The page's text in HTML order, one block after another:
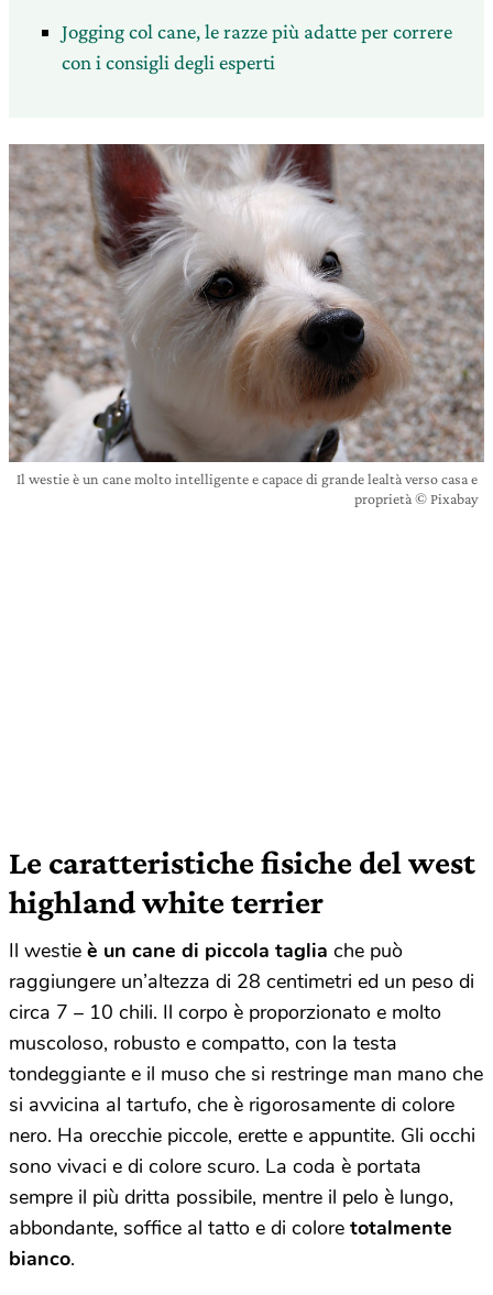
Jogging col cane, le razze più adatte per correre
con i consigli degli esperti
Il westie è un cane molto intelligente e capace di grande lealtà verso casa e
proprietà © Pixabay
Le caratteristiche fisiche del west
highland white terrier
Il westie è un cane di piccola taglia che può
raggiungere un’altezza di 28 centimetri ed un peso di
circa 7 – 10 chili. Il corpo è proporzionato e molto
muscoloso, robusto e compatto, con la testa
tondeggiante e il muso che si restringe man mano che
si avvicina al tartufo, che è rigorosamente di colore
nero. Ha orecchie piccole, erette e appuntite. Gli occhi
sono vivaci e di colore scuro. La coda è portata
sempre il più dritta possibile, mentre il pelo è lungo,
abbondante, soffice al tatto e di colore totalmente
bianco.